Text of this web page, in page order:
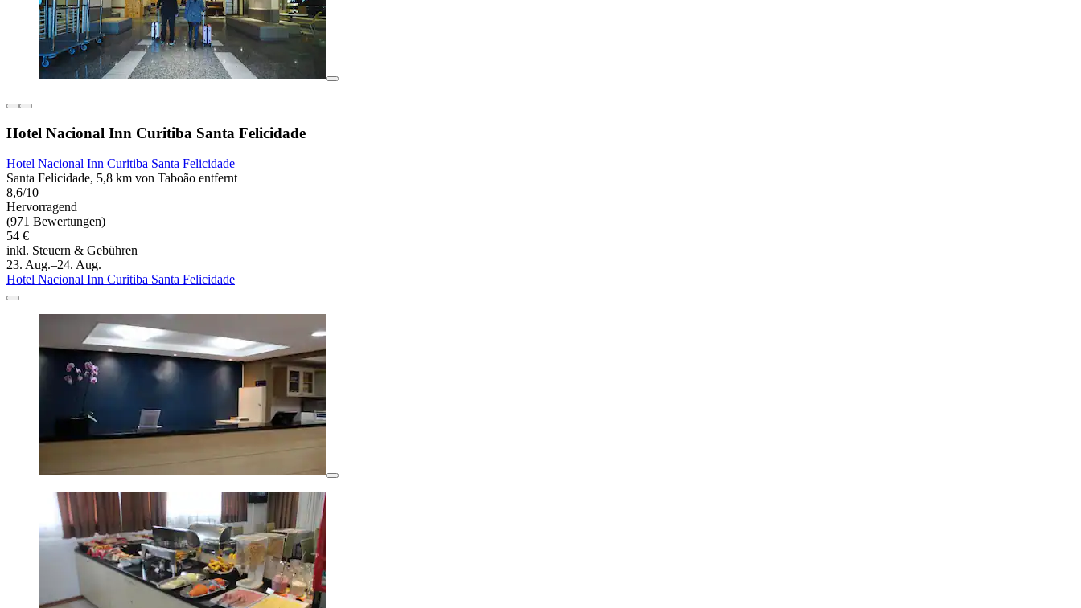
Hotel Nacional Inn Curitiba Santa Felicidade
Hotel Nacional Inn Curitiba Santa Felicidade
Santa Felicidade, 5,8 km von Taboão entfernt
8,6/10
Hervorragend
(971 Bewertungen)
54 €
inkl. Steuern & Gebühren
23. Aug.–24. Aug.
Hotel Nacional Inn Curitiba Santa Felicidade